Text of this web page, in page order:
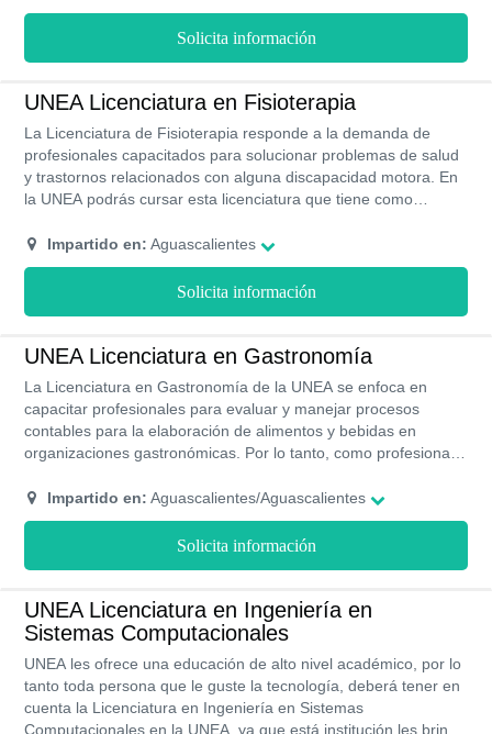
edades y condiciones. Por lo tanto, como profesional ayudarás
a contribuir con el cuidado y atención del paciente, así como de
la asistencia del medico.
Solicita información
UNEA Licenciatura en Fisioterapia
La Licenciatura de Fisioterapia responde a la demanda de
profesionales capacitados para solucionar problemas de salud
y trastornos relacionados con alguna discapacidad motora. En
la UNEA podrás cursar esta licenciatura que tiene como
problemas de salud relacionados con el movimiento humano.
Si estudias esta carrera, como profesional serás capaz de
aplicar las distintas técnicas de rehabilitación como la la
kinesioterapia, kineﬁlaxia y la ﬁsioterapia, con el fin de curar las
vida cotidiana. Al estudiar en la UNEA tienes los siguientes
permite acreditarlo como segundo idioma, pertenece a la Red
de Universidades Aliat establecidas en distintas ciudades
dentro de 18 estados en México.
Impartido en: Aguascalientes
Solicita información
UNEA Licenciatura en Gastronomía
La Licenciatura en Gastronomía de la UNEA se enfoca en
capacitar profesionales para evaluar y manejar procesos
contables para la elaboración de alimentos y bebidas en
organizaciones gastronómicas. Por lo tanto, como profesional
alimentos y desempeñarte eficazmente en el área
gastronómica. Estudia en la UNEA si quieres contar con un
programa flexible porque la carrera cuenta con la modalidad
ejecutiva para que puedas armar tus propios horarios, y si
financiamientos ya que UNEA forma parte de la red de
universidades ALIAT.
Impartido en: Aguascalientes/Aguascalientes
Solicita información
UNEA Licenciatura en Ingeniería en
Sistemas Computacionales
UNEA les ofrece una educación de alto nivel académico, por lo
tanto toda persona que le guste la tecnología, deberá tener en
cuenta la Licenciatura en Ingeniería en Sistemas
Computacionales en la UNEA, ya que está institución les brinda